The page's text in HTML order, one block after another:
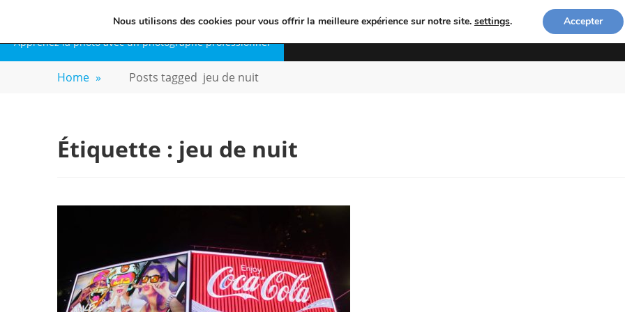
content
VOYAGE-PHOTO
Apprenez la photo avec un photographe professionnel
ACCUEIL COACHING PHOTO LES
Home » Posts tagged jeu de nuit
Étiquette : jeu de nuit
Nous utilisons des cookies pour vous offrir la meilleure expérience sur notre site. settings. Accepter